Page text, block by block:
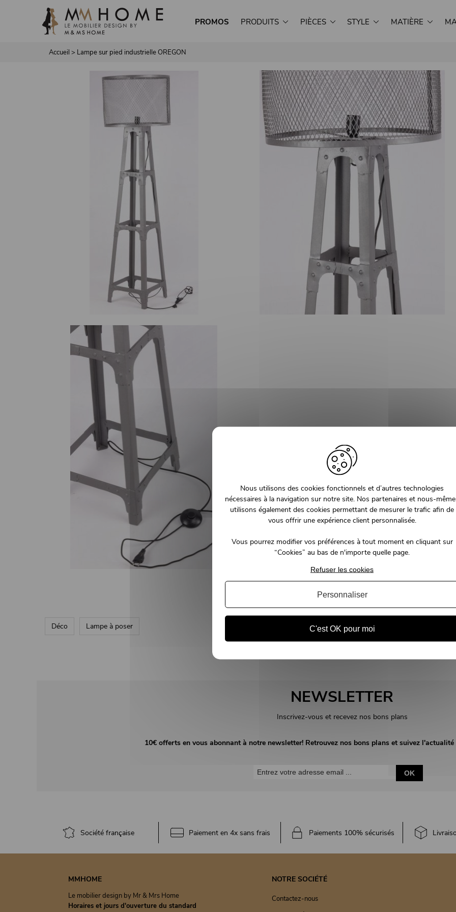
PROMOS PRODUITS PIÈCES STYLE MATIÈRE
Accueil > Lampe sur pied industrielle OREGON
Déco Lampe à poser
NEWSLETTER
Inscrivez-vous et recevez nos bons plans
10€ offerts en vous abonnant à notre newsletter! Retrouvez nos bons plans et suivez l'actualité
OK
Société française Paiement en 4x sans frais Paiements 100% sécurisés
MMHOME
Le mobilier design by Mr & Mrs Home
Horaires et jours d'ouverture du standard
NOTRE SOCIÉTÉ
Contactez-nous
Panneau de gestion des cookies
Nous utilisons des cookies fonctionnels et d’autres technologies
nécessaires à la navigation sur notre site. Nos partenaires et nous-
utilisons également des cookies permettant de mesurer le trafic afin de
vous offrir une expérience client personnalisée.
Vous pourrez modifier vos préférences à tout moment en cliquant sur
“Cookies” au bas de n'importe quelle page.
C'est OK pour moi
Refuser les cookies
Personnaliser